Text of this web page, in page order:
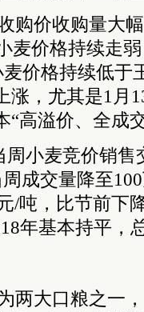
购价收购量大
麦价格持续走
价格持续低于
涨，尤其是1月
“高溢价、全成
周小麦竞价销
成交量降至
/吨，比节前下
年基本持平，
两大口粮之一